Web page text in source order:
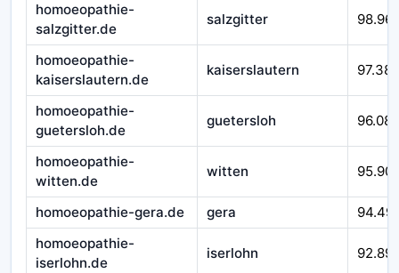
homoeopathie-
salzgitter.de
salzgitter
homoeopathie-
kaiserslautern.de
kaiserslautern 97.382
homoeopathie-
guetersloh.de
guetersloh 96.085
homoeopathie-
witten.de
witten
homoeopathie-gera.de gera
homoeopathie-
iserlohn.de
iserlohn